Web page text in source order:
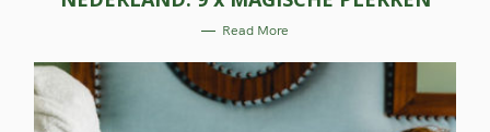
O
R
I
S
Read More